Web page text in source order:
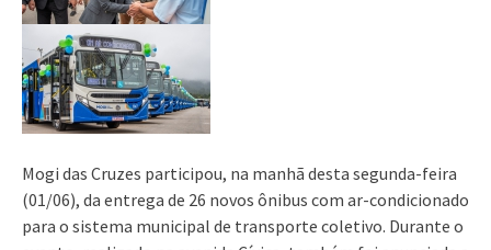
Mogi das Cruzes participou, na manhã desta segunda-feira
(01/06), da entrega de 26 novos ônibus com ar-condicionado
para o sistema municipal de transporte coletivo. Durante o